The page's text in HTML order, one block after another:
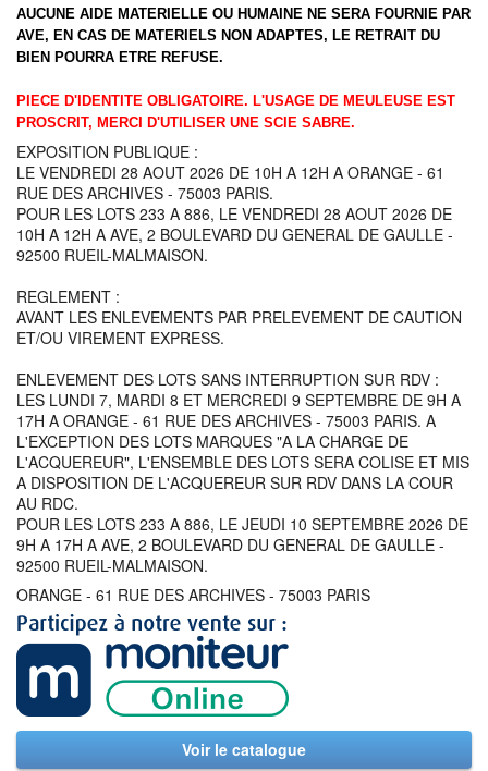
AUCUNE AIDE MATERIELLE OU HUMAINE NE SERA FOURNIE PAR
AVE, EN CAS DE MATERIELS NON ADAPTES, LE RETRAIT DU
BIEN POURRA ETRE REFUSE.
PIECE D'IDENTITE OBLIGATOIRE. L'USAGE DE MEULEUSE EST
PROSCRIT, MERCI D'UTILISER UNE SCIE SABRE.
EXPOSITION PUBLIQUE :
LE VENDREDI 28 AOUT 2026 DE 10H A 12H A ORANGE - 61
RUE DES ARCHIVES - 75003 PARIS.
POUR LES LOTS 233 A 886, LE VENDREDI 28 AOUT 2026 DE
10H A 12H A AVE, 2 BOULEVARD DU GENERAL DE GAULLE -
92500 RUEIL-MALMAISON.
REGLEMENT :
AVANT LES ENLEVEMENTS PAR PRELEVEMENT DE CAUTION
ET/OU VIREMENT EXPRESS.
ENLEVEMENT DES LOTS SANS INTERRUPTION SUR RDV :
LES LUNDI 7, MARDI 8 ET MERCREDI 9 SEPTEMBRE DE 9H A
17H A ORANGE - 61 RUE DES ARCHIVES - 75003 PARIS. A
L'EXCEPTION DES LOTS MARQUES "A LA CHARGE DE
L'ACQUEREUR", L'ENSEMBLE DES LOTS SERA COLISE ET MIS
A DISPOSITION DE L'ACQUEREUR SUR RDV DANS LA COUR
AU RDC.
POUR LES LOTS 233 A 886, LE JEUDI 10 SEPTEMBRE 2026 DE
9H A 17H A AVE, 2 BOULEVARD DU GENERAL DE GAULLE -
92500 RUEIL-MALMAISON.
ORANGE - 61 RUE DES ARCHIVES - 75003 PARIS
Voir le catalogue